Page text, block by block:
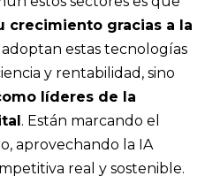
crecimiento gracias a la
adoptan estas tecnologías
y rentabilidad, sino
líderes de la
. Están marcando el
aprovechando la IA
real y sostenible.